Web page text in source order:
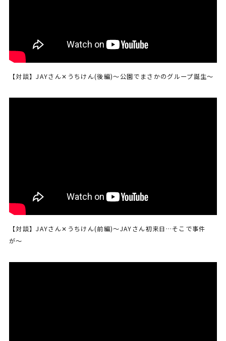
【対談】JAYさん✕うちけん(後編)〜公園でまさかのグループ誕生〜
【対談】JAYさん✕うちけん(前編)〜JAYさん初来日…そこで事件
が〜